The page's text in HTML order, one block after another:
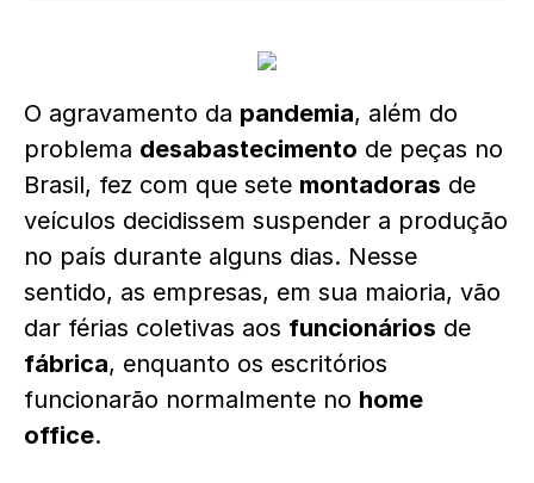
O agravamento da pandemia, além do
problema desabastecimento de peças no
Brasil, fez com que sete montadoras de
veículos decidissem suspender a produção
no país durante alguns dias. Nesse
sentido, as empresas, em sua maioria, vão
dar férias coletivas aos funcionários de
fábrica, enquanto os escritórios
funcionarão normalmente no home
office.